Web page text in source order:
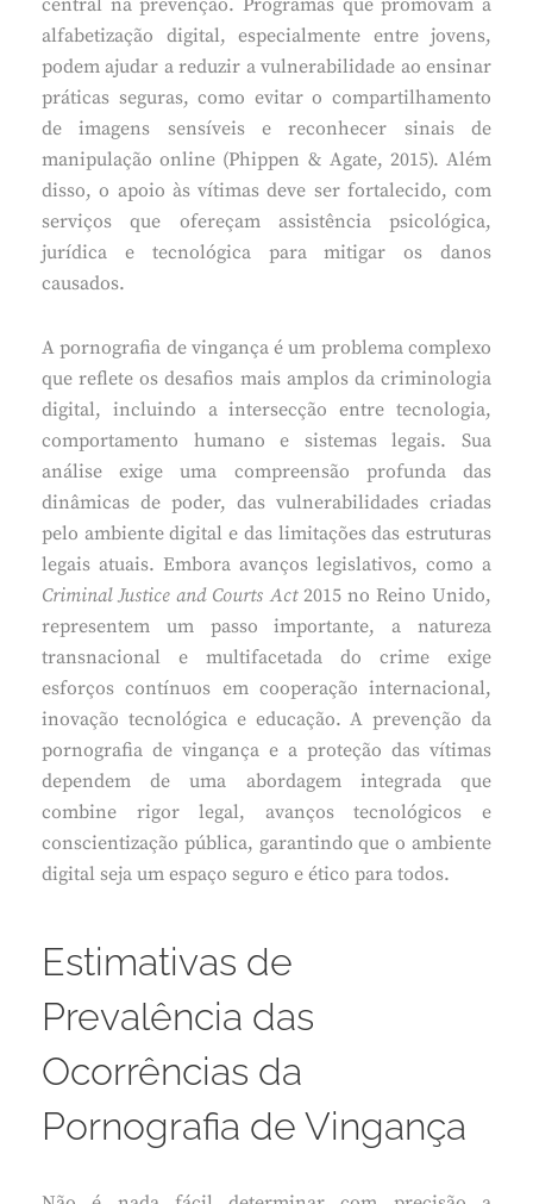
central na prevenção. Programas que promovam a
alfabetização digital, especialmente entre jovens,
podem ajudar a reduzir a vulnerabilidade ao ensinar
práticas seguras, como evitar o compartilhamento
de imagens sensíveis e reconhecer sinais de
manipulação online (Phippen & Agate, 2015). Além
disso, o apoio às vítimas deve ser fortalecido, com
serviços que ofereçam assistência psicológica,
jurídica e tecnológica para mitigar os danos
causados.
A pornografia de vingança é um problema complexo
que reflete os desafios mais amplos da criminologia
digital, incluindo a intersecção entre tecnologia,
comportamento humano e sistemas legais. Sua
análise exige uma compreensão profunda das
dinâmicas de poder, das vulnerabilidades criadas
pelo ambiente digital e das limitações das estruturas
legais atuais. Embora avanços legislativos, como a
Criminal Justice and Courts Act2015 no Reino Unido,
representem um passo importante, a natureza
transnacional e multifacetada do crime exige
esforços contínuos em cooperação internacional,
inovação tecnológica e educação. A prevenção da
pornografia de vingança e a proteção das vítimas
dependem de uma abordagem integrada que
combine rigor legal, avanços tecnológicos e
conscientização pública, garantindo que o ambiente
digital seja um espaço seguro e ético para todos.
Estimativas de
Prevalência das
Ocorrências da
Pornografia de Vingança